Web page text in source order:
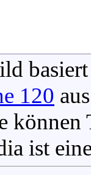
120
können
ist